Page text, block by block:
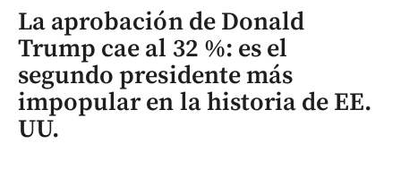
La aprobación de Donald
Trump cae al 32 %: es el
segundo presidente más
impopular en la historia de EE.
UU.